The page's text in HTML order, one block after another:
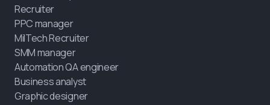
Recruiter
PPC manager
MilTech Recruiter
SMM manager
Automation QA engineer
Business analyst
Graphic designer